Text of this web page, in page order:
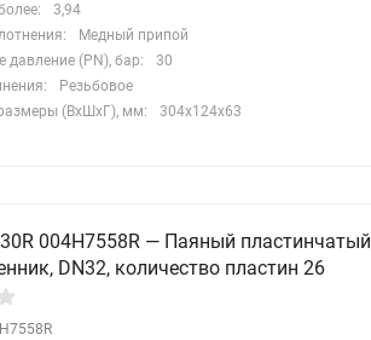
3,94
Медный припой
давление (PN), бар:
30
Резьбовое
(ВхШхГ), мм:
304x124x63
004H7558R — Паяный пластинчатый
DN32, количество пластин 26